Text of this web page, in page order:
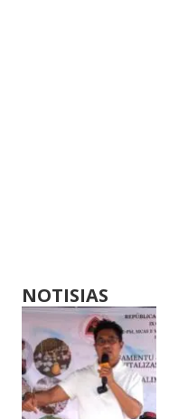
NOTISIAS